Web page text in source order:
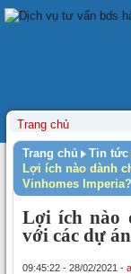
Trang chủ
Tin tức
Lợi ích nào dành
Vinhomes Imperia?
Lợi ích nào
với các dự
09:45:22 - 28/02/2021 -